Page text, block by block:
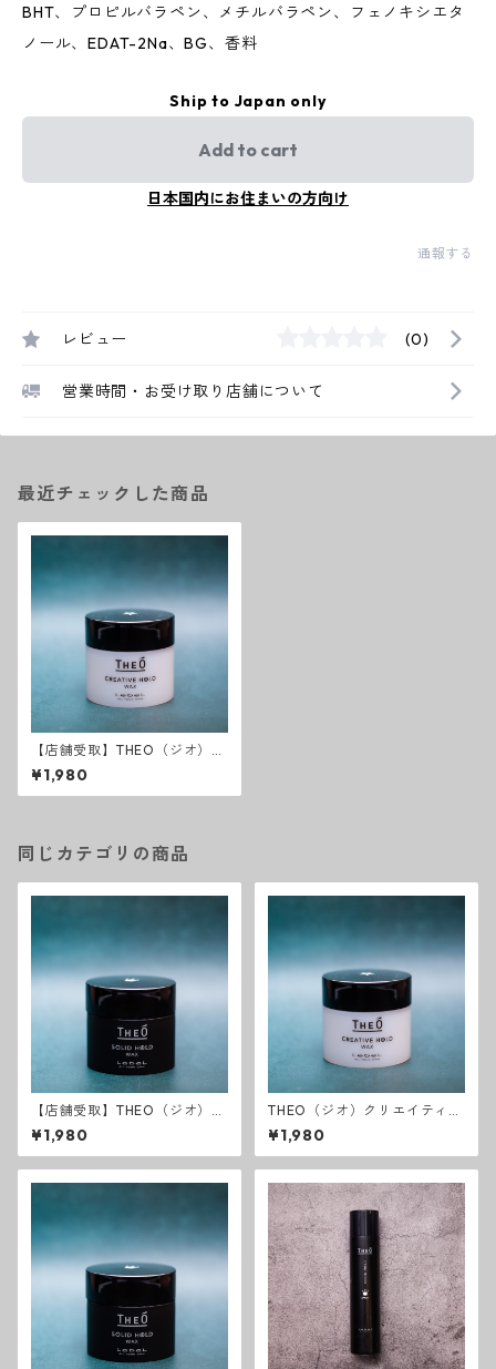
BHT、プロピルバラペン、メチルバラペン、フェノキシエタ
ノール、EDAT-2Na、BG、香料
Ship to Japan only
Add to cart
日本国内にお住まいの方向け
通報する
レビュー (0)
営業時間・お受け取り店舗について
最近チェックした商品
【店舗受取】THEO（ジオ）ク
リエイティブホールドワック
ス
¥1,980
同じカテゴリの商品
【店舗受取】THEO（ジオ）ソ
リッドホールドワックス
¥1,980
THEO（ジオ）クリエイティブ
ホールドワックス
¥1,980